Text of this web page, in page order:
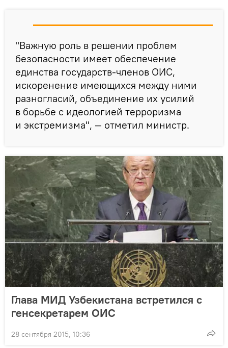
"Важную роль в решении проблем
безопасности имеет обеспечение
единства государств-членов ОИС,
искоренение имеющихся между ними
разногласий, объединение их усилий
в борьбе с идеологией терроризма
и экстремизма", — отметил министр.
Глава МИД Узбекистана встретился с
генсекретарем ОИС
28 сентября 2015, 10:36